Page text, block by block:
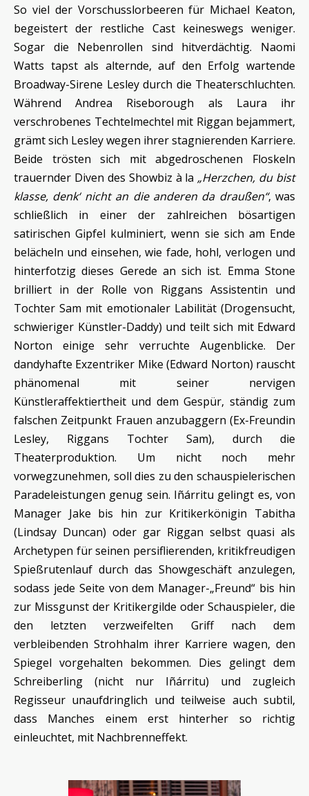
So viel der Vorschusslorbeeren für Michael Keaton,
begeistert der restliche Cast keineswegs weniger.
Sogar die Nebenrollen sind hitverdächtig. Naomi
Watts tapst als alternde, auf den Erfolg wartende
Broadway-Sirene Lesley durch die Theaterschluchten.
Während Andrea Riseborough als Laura ihr
verschrobenes Techtelmechtel mit Riggan bejammert,
grämt sich Lesley wegen ihrer stagnierenden Karriere.
Beide trösten sich mit abgedroschenen Floskeln
trauernder Diven des Showbiz à la „Herzchen, du bist
klasse, denk‘ nicht an die anderen da draußen“, was
schließlich in einer der zahlreichen bösartigen
satirischen Gipfel kulminiert, wenn sie sich am Ende
belächeln und einsehen, wie fade, hohl, verlogen und
hinterfotzig dieses Gerede an sich ist. Emma Stone
brilliert in der Rolle von Riggans Assistentin und
Tochter Sam mit emotionaler Labilität (Drogensucht,
schwieriger Künstler-Daddy) und teilt sich mit Edward
Norton einige sehr verruchte Augenblicke. Der
dandyhafte Exzentriker Mike (Edward Norton) rauscht
phänomenal mit seiner nervigen
Künstleraffektiertheit und dem Gespür, ständig zum
falschen Zeitpunkt Frauen anzubaggern (Ex-Freundin
Lesley, Riggans Tochter Sam), durch die
Theaterproduktion. Um nicht noch mehr
vorwegzunehmen, soll dies zu den schauspielerischen
Paradeleistungen genug sein. Iñárritu gelingt es, von
Manager Jake bis hin zur Kritikerkönigin Tabitha
(Lindsay Duncan) oder gar Riggan selbst quasi als
Archetypen für seinen persiflierenden, kritikfreudigen
Spießrutenlauf durch das Showgeschäft anzulegen,
sodass jede Seite von dem Manager-„Freund“ bis hin
zur Missgunst der Kritikergilde oder Schauspieler, die
den letzten verzweifelten Griff nach dem
verbleibenden Strohhalm ihrer Karriere wagen, den
Spiegel vorgehalten bekommen. Dies gelingt dem
Schreiberling (nicht nur Iñárritu) und zugleich
Regisseur unaufdringlich und teilweise auch subtil,
dass Manches einem erst hinterher so richtig
einleuchtet, mit Nachbrenneffekt.